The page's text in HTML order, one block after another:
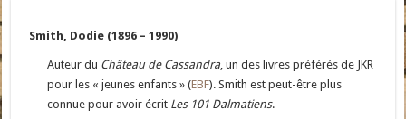
Smith, Dodie (1896 – 1990)
Auteur du Château de Cassandra, un des livres préférés de JKR
pour les « jeunes enfants » (EBF). Smith est peut-être plus
connue pour avoir écrit Les 101 Dalmatiens.